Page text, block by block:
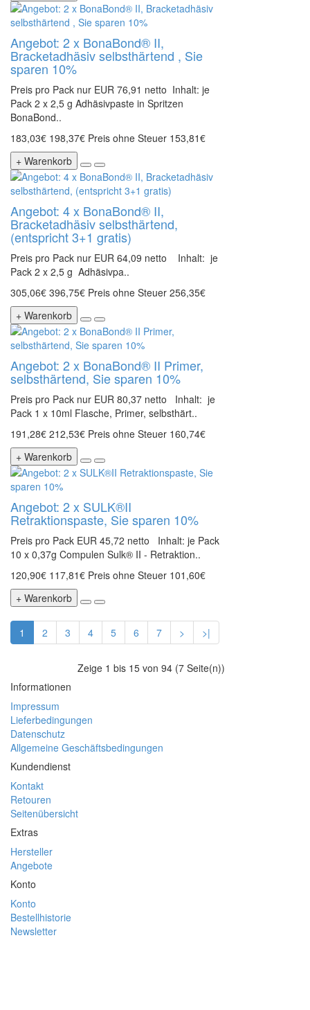
Angebot: 2 x BonaBond® II,
Bracketadhäsiv selbsthärtend , Sie
sparen 10%
Preis pro Pack nur EUR 76,91 netto Inhalt: je
Pack 2 x 2,5 g Adhäsivpaste in Spritzen
BonaBond..
183,03€ 198,37€ Preis ohne Steuer 153,81€
+ Warenkorb
Angebot: 4 x BonaBond® II,
Bracketadhäsiv selbsthärtend,
(entspricht 3+1 gratis)
Preis pro Pack nur EUR 64,09 netto Inhalt: je
Pack 2 x 2,5 g Adhäsivpa..
305,06€ 396,75€ Preis ohne Steuer 256,35€
+ Warenkorb
Angebot: 2 x BonaBond® II Primer,
selbsthärtend, Sie sparen 10%
Preis pro Pack nur EUR 80,37 netto Inhalt: je
Pack 1 x 10ml Flasche, Primer, selbsthärt..
191,28€ 212,53€ Preis ohne Steuer 160,74€
+ Warenkorb
Angebot: 2 x SULK®II
Retraktionspaste, Sie sparen 10%
Preis pro Pack EUR 45,72 netto Inhalt: je Pack
10 x 0,37g Compulen Sulk® II - Retraktion..
120,90€ 117,81€ Preis ohne Steuer 101,60€
+ Warenkorb
1 2 3 4 5 6 7 > >|
Zeige 1 bis 15 von 94 (7 Seite(n))
Informationen
Impressum
Lieferbedingungen
Datenschutz
Allgemeine Geschäftsbedingungen
Kundendienst
Kontakt
Retouren
Seitenübersicht
Extras
Hersteller
Angebote
Konto
Konto
Bestellhistorie
Newsletter